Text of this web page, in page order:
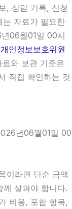
, 상담 기록, 신청
자료가 필요한
06월01일 00시
개인정보보호위원
와 보관 기준은
직접 확인하는 것
년06월01일 00
이라면 단순 금액
께 살펴야 합니다.
비용, 포함 항목,